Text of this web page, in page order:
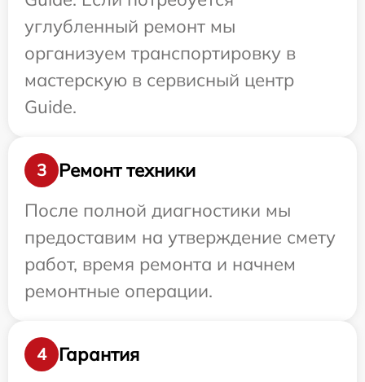
углубленный ремонт мы
организуем транспортировку в
мастерскую в сервисный центр
Guide.
3
Ремонт техники
После полной диагностики мы
предоставим на утверждение смету
работ, время ремонта и начнем
ремонтные операции.
4
Гарантия